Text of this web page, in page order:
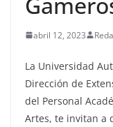
abril 12, 2023
La Universidad
Dirección de
del Personal
Artes, te invitan a